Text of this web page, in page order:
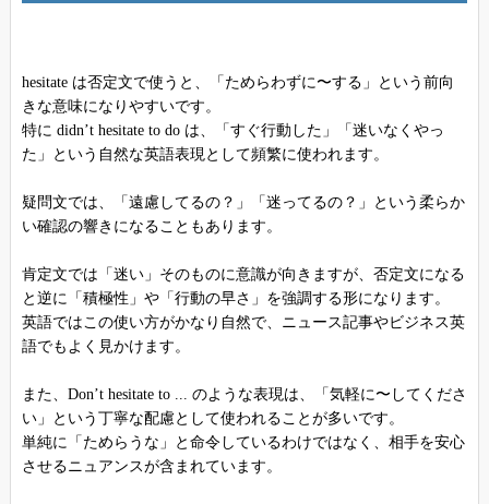
hesitate は否定文で使うと、「ためらわずに〜する」という前向
きな意味になりやすいです。
特に didn’t hesitate to do は、「すぐ行動した」「迷いなくやっ
た」という自然な英語表現として頻繁に使われます。
疑問文では、「遠慮してるの？」「迷ってるの？」という柔らか
い確認の響きになることもあります。
肯定文では「迷い」そのものに意識が向きますが、否定文になる
と逆に「積極性」や「行動の早さ」を強調する形になります。
英語ではこの使い方がかなり自然で、ニュース記事やビジネス英
語でもよく見かけます。
また、Don’t hesitate to ... のような表現は、「気軽に〜してくださ
い」という丁寧な配慮として使われることが多いです。
単純に「ためらうな」と命令しているわけではなく、相手を安心
させるニュアンスが含まれています。